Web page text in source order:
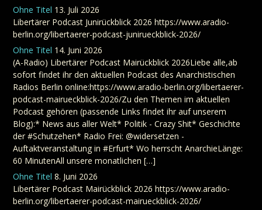
Ohne Titel 13. Juli 2026
Libertärer Podcast Junirückblick 2026 https://www.aradio-
berlin.org/libertaerer-podcast-junirueckblick-2026/
Ohne Titel 14. Juni 2026
(A-Radio) Libertärer Podcast Mairückblick 2026Liebe alle,ab
sofort findet ihr den aktuellen Podcast des Anarchistischen
Radios Berlin online:https://www.aradio-berlin.org/libertaerer-
podcast-mairueckblick-2026/Zu den Themen im aktuellen
Podcast gehören (passende Links findet ihr auf unserem
Blog):* News aus aller Welt* Politik - Crazy Shit* Geschichte
der #Schutzehen* Radio Frei: @widersetzen -
Auftaktveranstaltung in #Erfurt* Wo herrscht AnarchieLänge:
60 MinutenAll unsere monatlichen […]
Ohne Titel 8. Juni 2026
Libertärer Podcast Mairückblick 2026 https://www.aradio-
berlin.org/libertaerer-podcast-mairueckblick-2026/